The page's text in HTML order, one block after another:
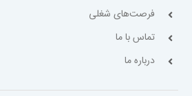
فرصت‌های شغلی
تماس با ما
درباره ما